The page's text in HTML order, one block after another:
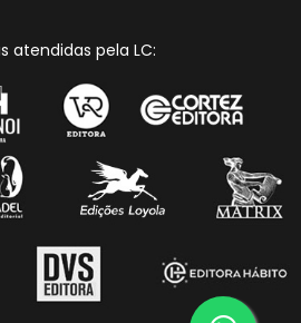
atendidas pela LC: